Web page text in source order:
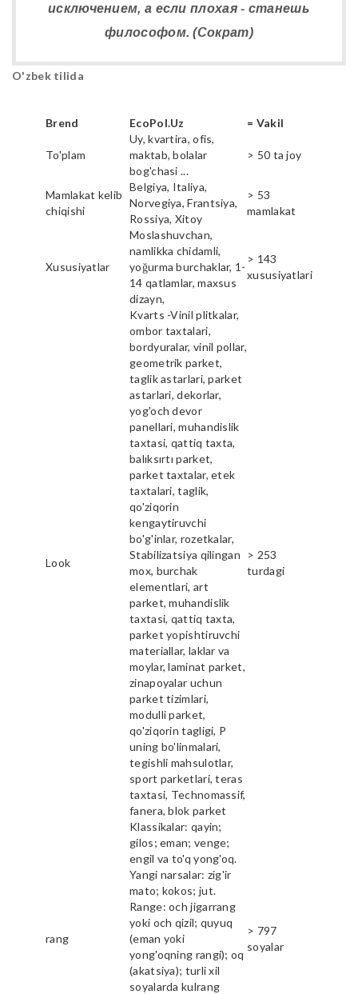
исключением, а если плохая - станешь
философом. (Сократ)
O'zbek tilida
Brend EcoPol.Uz = Vakil
To'plam
Uy, kvartira, ofis,
maktab, bolalar
bog'chasi ...
> 50 ta joy
Mamlakat kelib
chiqishi
Belgiya, Italiya,
Norvegiya, Frantsiya,
Rossiya, Xitoy
> 53
mamlakat
Xususiyatlar
Moslashuvchan,
namlikka chidamli,
yoğurma burchaklar, 1-
14 qatlamlar, maxsus
dizayn,
> 143
xususiyatlari
Look
Kvarts -Vinil plitkalar,
ombor taxtalari,
bordyuralar, vinil pollar,
geometrik parket,
taglik astarlari, parket
astarlari, dekorlar,
yog'och devor
panellari, muhandislik
taxtasi, qattiq taxta,
balıksırtı parket,
parket taxtalar, etek
taxtalari, taglik,
qo'ziqorin
kengaytiruvchi
bo'g'inlar, rozetkalar,
Stabilizatsiya qilingan
mox, burchak
elementlari, art
parket, muhandislik
taxtasi, qattiq taxta,
parket yopishtiruvchi
materiallar, laklar va
moylar, laminat parket,
zinapoyalar uchun
parket tizimlari,
modulli parket,
qo'ziqorin tagligi, P
uning bo'linmalari,
tegishli mahsulotlar,
sport parketlari, teras
taxtasi, Technomassif,
fanera, blok parket
> 253
turdagi
rang
Klassikalar: qayin;
gilos; eman; venge;
engil va to'q yong'oq.
Yangi narsalar: zig'ir
mato; kokos; jut.
Range: och jigarrang
yoki och qizil; quyuq
(eman yoki
yong'oqning rangi); oq
(akatsiya); turli xil
soyalarda kulrang
> 797
soyalar